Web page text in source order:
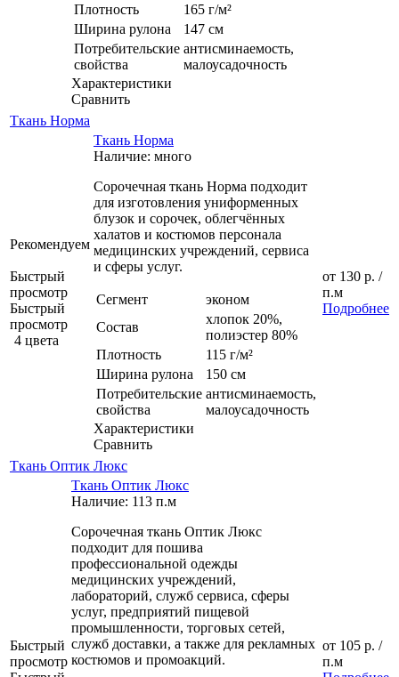
Плотность
165 г/м²
Ширина рулона
147 см
Потребительские
свойства
антисминаемость,
малоусадочность
Характеристики
Сравнить
Ткань Норма
Рекомендуем
Быстрый
просмотр
Быстрый
просмотр
4 цвета
Ткань Норма
Наличие: много
Сорочечная ткань Норма подходит
для изготовления униформенных
блузок и сорочек, облегчённых
халатов и костюмов персонала
медицинских учреждений, сервиса
и сферы услуг.
Сегмент
эконом
Состав
хлопок 20%,
полиэстер 80%
Плотность
115 г/м²
Ширина рулона
150 см
Потребительские
свойства
антисминаемость,
малоусадочность
Характеристики
Сравнить
от 130 р. /
п.м
Подробнее
Ткань Оптик Люкс
Быстрый
просмотр
Ткань Оптик Люкс
Наличие: 113 п.м
Сорочечная ткань Оптик Люкс
подходит для пошива
профессиональной одежды
медицинских учреждений,
лабораторий, служб сервиса, сферы
услуг, предприятий пищевой
промышленности, торговых сетей,
служб доставки, а также для рекламных
костюмов и промоакций.
от 105 р. /
п.м